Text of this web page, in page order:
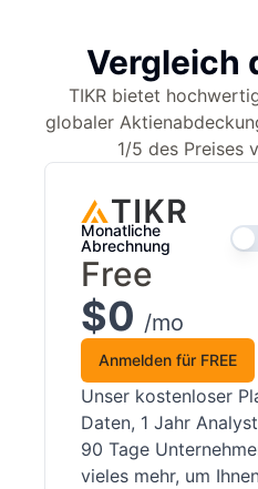
Vergleich
TIKR bietet
globaler
1/5 des Preises
Monatliche
Abrechnung
Free
$0 /mo
Anmelden für FREE
Unser kostenloser
Daten, 1 Jahr
90 Tage
vieles mehr, um